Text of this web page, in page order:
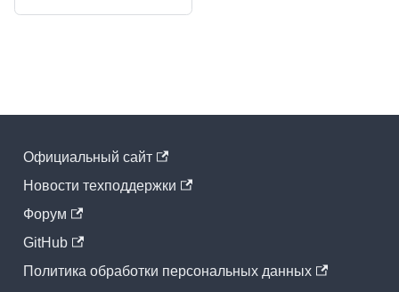
Официальный cайт
Новости техподдержки
Форум
GitHub
Политика обработки персональных данных